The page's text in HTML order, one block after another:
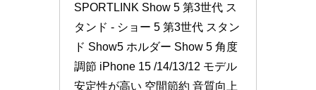
SPORTLINK Show 5 第3世代 ス
タンド - ショー 5 第3世代 スタン
ド Show5 ホルダー Show 5 角度
調節 iPhone 15 /14/13/12 モデル
安定性が高い 空間節約 音質向上